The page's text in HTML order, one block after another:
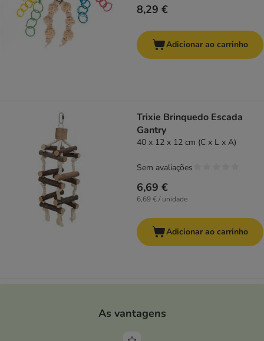
8,29 €
Adicionar ao carrinho
Trixie Brinquedo Escada
Gantry
40 x 12 x 12 cm (C x L x A)
6,69 €
6,69 € / unidade
Sem avaliações
Adicionar ao carrinho
As vantagens